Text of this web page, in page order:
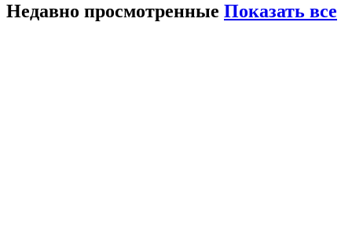
Недавно просмотренные Показать все